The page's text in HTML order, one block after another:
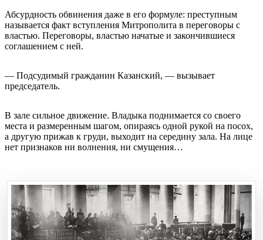
Абсурдность обвинения даже в его формуле: преступным
называется факт вступления Митрополита в переговоры с
властью. Переговоры, властью начатые и закончившиеся
соглашением с ней.
— Подсудимый гражданин Казанский, — вызывает
председатель.
В зале сильное движение. Владыка поднимается со своего
места и размеренным шагом, опираясь одной рукой на посох,
а другую прижав к груди, выходит на середину зала. На лице
нет признаков ни волнения, ни смущения…